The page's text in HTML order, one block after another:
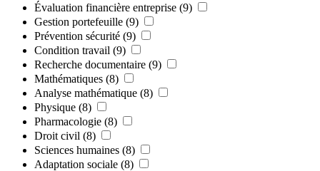
Évaluation financière entreprise (9)
Gestion portefeuille (9)
Prévention sécurité (9)
Condition travail (9)
Recherche documentaire (9)
Mathématiques (8)
Analyse mathématique (8)
Physique (8)
Pharmacologie (8)
Droit civil (8)
Sciences humaines (8)
Adaptation sociale (8)